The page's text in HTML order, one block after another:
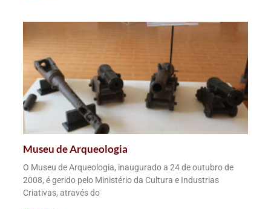
Museu de Arqueologia
O Museu de Arqueologia, inaugurado a 24 de outubro de
2008, é gerido pelo Ministério da Cultura e Industrias
Criativas, através do